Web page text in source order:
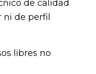
de calidad
ni de perfil
libres no